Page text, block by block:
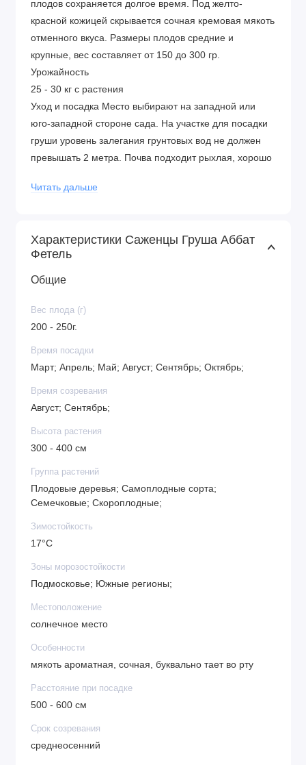
плодов сохраняется долгое время. Под желто-
красной кожицей скрывается сочная кремовая мякоть
отменного вкуса. Размеры плодов средние и
крупные, вес составляет от 150 до 300 гр.
Урожайность
25 - 30 кг с растения
Уход и посадка Место выбирают на западной или
юго-западной стороне сада. На участке для посадки
груши уровень залегания грунтовых вод не должен
превышать 2 метра. Почва подходит рыхлая, хорошо
октябре. Расстояние между деревьями – 3-4 метра,
регулярное плодоношения
иммунитет к заболеваниям
устойчивость к морозам
Читать дальше
Характеристики Саженцы Груша Аббат
Фетель
Общие
Вес плода (г)
200 - 250г.
Время посадки
Март; Апрель; Май; Август; Сентябрь; Октябрь;
Время созревания
Август; Сентябрь;
Высота растения
300 - 400 см
Группа растений
Плодовые деревья; Самоплодные сорта;
Семечковые; Скороплодные;
Зимостойкость
17°C
Зоны морозостойкости
Подмосковье; Южные регионы;
Местоположение
солнечное место
Особенности
мякоть ароматная, сочная, буквально тает во рту
Расстояние при посадке
500 - 600 см
Срок созревания
среднеосенний